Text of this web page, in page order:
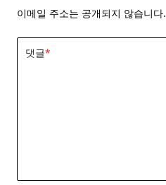
이메일 주소는 공개되지 않습니다.
댓글*